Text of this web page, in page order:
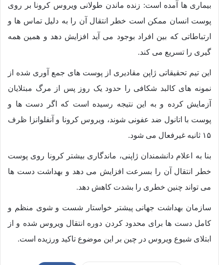
بیماری ها آمده است: زنده ماندن طولانی ویروس کرونا بر روی
پوست انسان ممکن است خطر انتقال آن را به دلیل تماس ها و
ارتباطاتی که بین افراد بوجود می آید افزایش دهد و همین همه
گیری را تسریع می کند.
این تیم تحقیقاتی ژاپن مقادیری از پوست های جمع آوری شده از
نمونه های کالبد شکافی را حدود یک روز پس از مرگ مبتلایان
آزمایش کرده و به این نتیجه رسیده است که اگر دست ها و
پوست با اتانول ضد عفونی شوند، ویروس کرونا و آنفلوانزا ظرف
۱۵ ثانیه غیرفعال می شود.
بنا به اعلام دانشمندان ژاپنی، ماندگاری بیشتر کرونا روی پوست
خطر انتقال آن را بسرعت افزایش می دهد و بهداشت دست ها
می تواند چنین خطری را بشدت کاهش دهد.
سازمان بهداشت جهانی پیشتر خواستار شست و شوی منظم و
کامل دست ها برای محدود کردن دوره انتقال ویروس شده و از
ابتلای شیوع ویروس در چین بر این موضوع تاکید ورزیده است.